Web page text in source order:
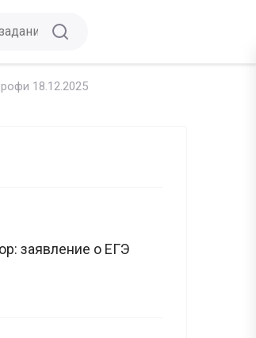
18.12.2025
заявление о ЕГЭ